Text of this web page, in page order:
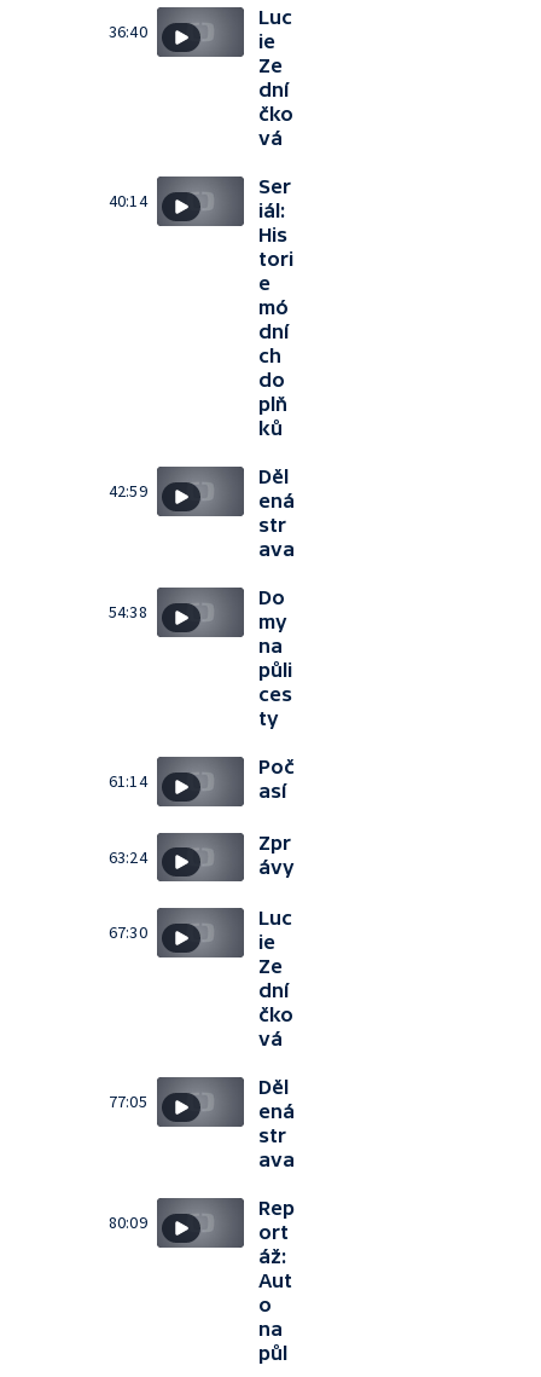
36:40
Luc
ie
Ze
dní
čko
vá
40:14
Ser
iál:
His
tori
e
mó
dní
ch
do
plň
ků
42:59
Děl
ená
str
ava
54:38
Do
my
na
půli
ces
ty
61:14
Poč
así
63:24
Zpr
ávy
67:30
Luc
ie
Ze
dní
čko
vá
77:05
Děl
ená
str
ava
80:09
Rep
ort
áž:
Aut
o
na
půl